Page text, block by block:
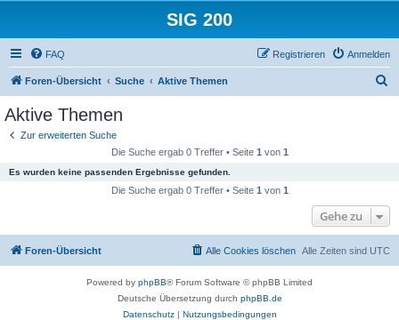
SIG 200
FAQ Anmelden
Registrieren
Foren-Übersicht Suche Aktive Themen
Aktive Themen
Zur erweiterten Suche
Die Suche ergab 0 Treffer • Seite 1 von 1
Es wurden keine passenden Ergebnisse gefunden.
Die Suche ergab 0 Treffer • Seite 1 von 1
Gehe zu
Foren-Übersicht Alle Zeiten sind UTC
Alle Cookies löschen
Powered by phpBB® Forum Software © phpBB Limited
Deutsche Übersetzung durch phpBB.de
Datenschutz| Nutzungsbedingungen